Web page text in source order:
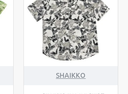
SHAIKKO